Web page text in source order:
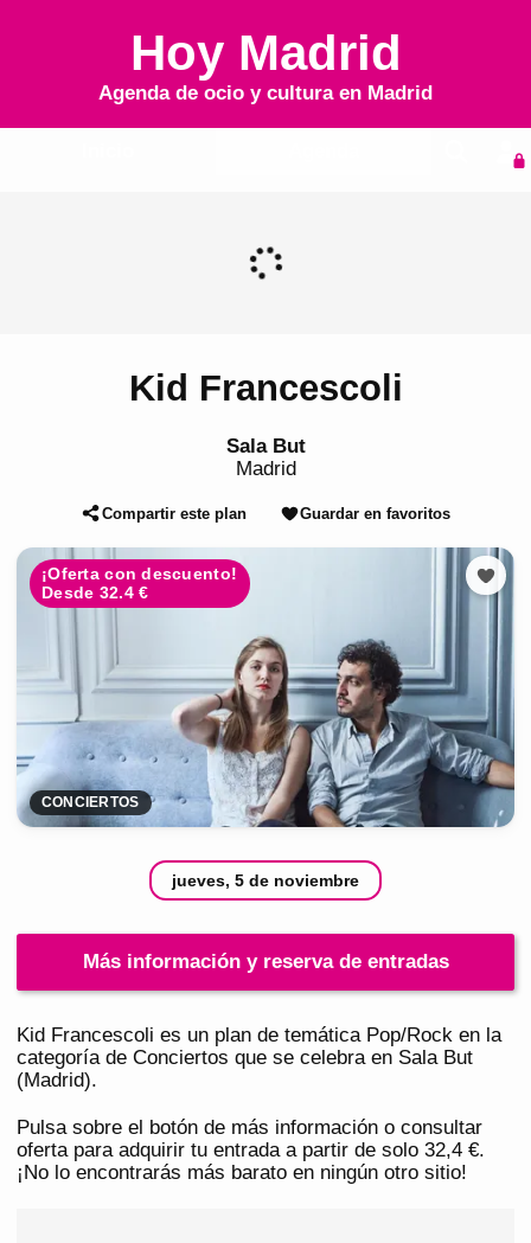
Hoy Madrid
Agenda de ocio y cultura en Madrid
Kid Francescoli
Sala But
Madrid
Compartir este plan Guardar en favoritos
¡Oferta con descuento!
Desde 32.4 €
CONCIERTOS
jueves, 5 de noviembre
Más información y reserva de entradas
Kid Francescoli es un plan de temática Pop/Rock en la
categoría de Conciertos que se celebra en Sala But
(Madrid).
Pulsa sobre el botón de más información o consultar
oferta para adquirir tu entrada a partir de solo 32,4 €.
¡No lo encontrarás más barato en ningún otro sitio!